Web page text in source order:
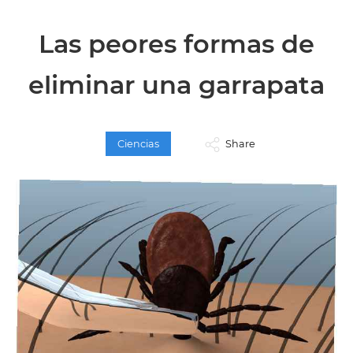
Las peores formas de
eliminar una garrapata
Ciencias Share